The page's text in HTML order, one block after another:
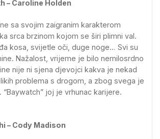
– Caroline Holden
sa svojim zaigranim karakterom
srca brzinom kojom se širi plimni val.
kosa, svijetle oči, duge noge… Svi su
Nažalost, vrijeme je bilo nemilosrdno
nije ni sjena djevojci kakva je nekad
problema s drogom, a zbog svega je
“Baywatch” joj je vrhunac karijere.
– Cody Madison